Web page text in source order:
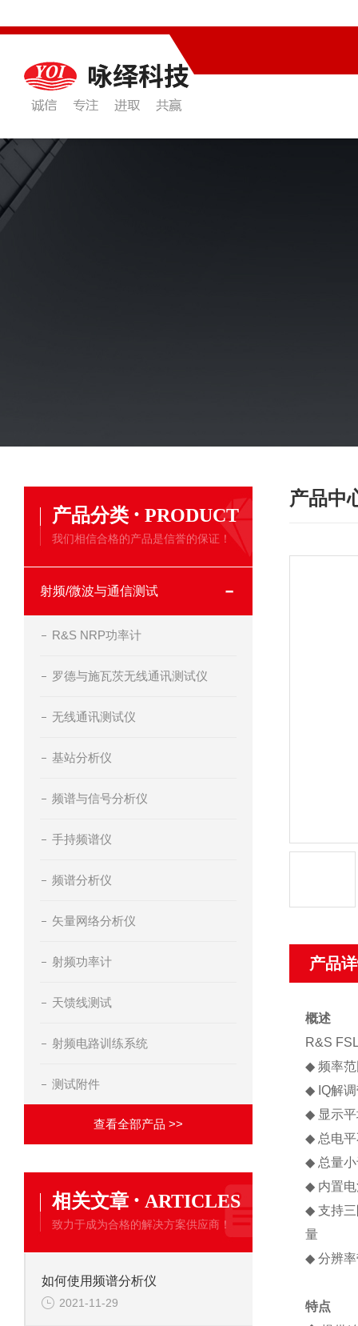
产品分类 · PRODUCT
我们相信合格的产品是信誉的保证！
射频/微波与通信测试
R&S NRP功率计
罗德与施瓦茨无线通讯测试仪
无线通讯测试仪
基站分析仪
频谱与信号分析仪
手持频谱仪
频谱分析仪
矢量网络分析仪
射频功率计
天馈线测试
射频电路训练系统
测试附件
查看全部产品 >>
相关文章 · ARTICLES
致力于成为合格的解决方案供应商！
如何使用频谱分析仪
2021-11-29
产品中
产品
概述
R&S
◆ 频率
◆ IQ解
◆ 显示
◆ 总电
◆ 总量
◆ 内置
◆ 支持
量
◆ 分辨
特点